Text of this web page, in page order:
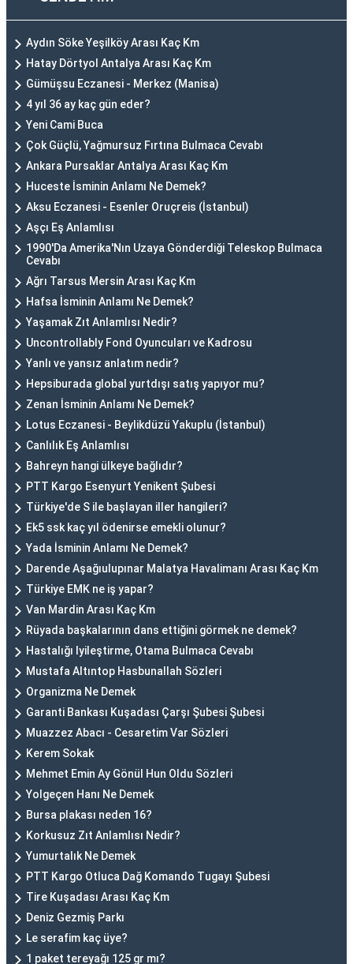
Aydın Söke Yeşilköy Arası Kaç Km
Hatay Dörtyol Antalya Arası Kaç Km
Gümüşsu Eczanesi - Merkez (Manisa)
4 yıl 36 ay kaç gün eder?
Yeni Cami Buca
Çok Güçlü, Yağmursuz Fırtına Bulmaca Cevabı
Ankara Pursaklar Antalya Arası Kaç Km
Huceste İsminin Anlamı Ne Demek?
Aksu Eczanesi - Esenler Oruçreis (İstanbul)
Aşçı Eş Anlamlısı
1990'Da Amerika'Nın Uzaya Gönderdiği Teleskop Bulmaca
Cevabı
Ağrı Tarsus Mersin Arası Kaç Km
Hafsa İsminin Anlamı Ne Demek?
Yaşamak Zıt Anlamlısı Nedir?
Uncontrollably Fond Oyuncuları ve Kadrosu
Yanlı ve yansız anlatım nedir?
Hepsiburada global yurtdışı satış yapıyor mu?
Zenan İsminin Anlamı Ne Demek?
Lotus Eczanesi - Beylikdüzü Yakuplu (İstanbul)
Canlılık Eş Anlamlısı
Bahreyn hangi ülkeye bağlıdır?
PTT Kargo Esenyurt Yenikent Şubesi
Türkiye'de S ile başlayan iller hangileri?
Ek5 ssk kaç yıl ödenirse emekli olunur?
Yada İsminin Anlamı Ne Demek?
Darende Aşağıulupınar Malatya Havalimanı Arası Kaç Km
Türkiye EMK ne iş yapar?
Van Mardin Arası Kaç Km
Rüyada başkalarının dans ettiğini görmek ne demek?
Hastalığı Iyileştirme, Otama Bulmaca Cevabı
Mustafa Altıntop Hasbunallah Sözleri
Organizma Ne Demek
Garanti Bankası Kuşadası Çarşı Şubesi Şubesi
Muazzez Abacı - Cesaretim Var Sözleri
Kerem Sokak
Mehmet Emin Ay Gönül Hun Oldu Sözleri
Yolgeçen Hanı Ne Demek
Bursa plakası neden 16?
Korkusuz Zıt Anlamlısı Nedir?
Yumurtalık Ne Demek
PTT Kargo Otluca Dağ Komando Tugayı Şubesi
Tire Kuşadası Arası Kaç Km
Deniz Gezmiş Parkı
Le serafim kaç üye?
1 paket tereyağı 125 gr mı?